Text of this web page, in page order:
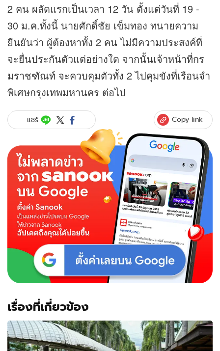
2 คน ผลัดแรกเป็นเวลา 12 วัน ตั้งแต่วันที่ 19 -
30 ม.ค.ทั้งนี้ นายศักดิ์ชัย เข็มทอง ทนายความ
ยืนยันว่า ผู้ต้องหาทั้ง 2 คน ไม่มีความประสงค์ที่
จะยื่นประกันตัวแต่อย่างใด จากนั้นเจ้าหน้าที่กร
มราชฑัณท์ จะควบคุมตัวทั้ง 2 ไปคุมขังที่เรือนจำ
พิเศษกรุงเทพมหานคร ต่อไป
แชร์ Copy link
เรื่องที่เกี่ยวข้อง